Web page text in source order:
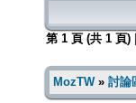
第 1 頁 (共 1 頁)
MozTW» 討論